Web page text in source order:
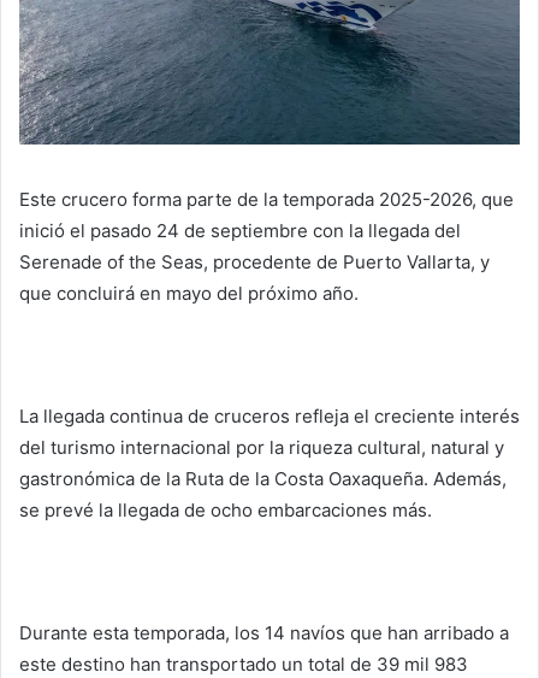
Este crucero forma parte de la temporada 2025-2026, que
inició el pasado 24 de septiembre con la llegada del
Serenade of the Seas, procedente de Puerto Vallarta, y
que concluirá en mayo del próximo año.
La llegada continua de cruceros refleja el creciente interés
del turismo internacional por la riqueza cultural, natural y
gastronómica de la Ruta de la Costa Oaxaqueña. Además,
se prevé la llegada de ocho embarcaciones más.
Durante esta temporada, los 14 navíos que han arribado a
este destino han transportado un total de 39 mil 983